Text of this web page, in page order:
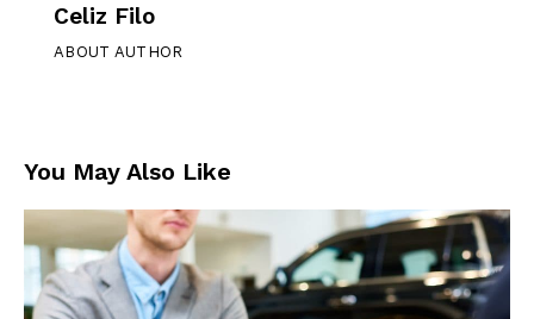
Celiz Filo
ABOUT AUTHOR
You May Also Like